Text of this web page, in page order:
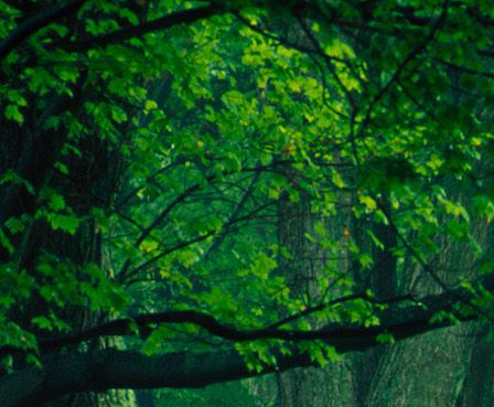
Ím, ősziesre fordul
Az érzékek ingerlő törekvése.
A fény megnyilatkozásába
Belevegyül a komor ködök fátyla.
S én a távoli térségben
Az ősz téli álmát nézem.
A nyár teljesen
Átadta önmagát nekem.
24. hét
Önmagát állandóan újrateremtve
A lélek felismeri önmagát,
S a világszellem működik tovább
Az önismeretben újra
S így az Én-érzék akarati
A lélek sötétjéből lesz megteremtve.
25. hét
Csak most tagozódhat belém
S ragyogva árasztja belső fényem